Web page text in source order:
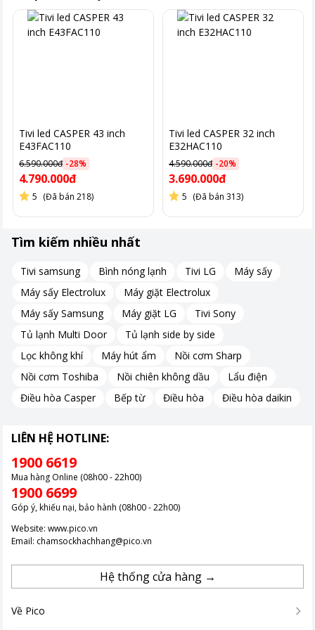
Hình ảnh chỉ mang tính chất minh hoạ.
Hệ điều hành Google TV thông minh, kho ứng dụng rộng
Với hệ điều hành Google TV trên dòngTV Skyworth này, chiếc
tivi này cho phép bạn truy cập hàng nghìn ứng dụng giải trí phổ
biến, mang đến trải nghiệm đa dạng và phong phú.
thói quen xem của bạn trở nên dễ dàng hơn bao giờ hết.
Âm thanh sống động đáp ứng tốt nhu cầu giải trí
nghệ âm thanh Dolby Audio và DTS Studio Surround giúp âm
thanh trong trẻo, chi tiết và lan tỏa đều khắp không gian phòng.
Thiết kế hiện đại, đáp ứng kết nối đa dạng
Tivi led CASPER 43 inch
E43FAC110
6.590.000đ -28%
4.790.000đ
5 (Đã bán 218)
Tivi led CASPER 32 inch
E32HAC110
4.590.000đ -20%
3.690.000đ
5 (Đã bán 313)
Tìm kiếm nhiều nhất
Tivi samsung Bình nóng lạnh Tivi LG
Máy sấy
Máy sấy Electrolux
Máy giặt Electrolux
Máy sấy Samsung
Máy giặt LG
Tivi Sony
Tủ lạnh Multi Door
Tủ lạnh side by side
Lọc không khí
Máy hút ẩm
Nồi cơm Sharp
Nồi cơm Toshiba
Nồi chiên không dầu
Lẩu điện
Điều hòa Casper
Bếp từ Điều hòa Điều hòa daikin
LIÊN HỆ HOTLINE:
1900 6619
Mua hàng Online (08h00 - 22h00)
1900 6699
Góp ý, khiếu nại, bảo hành (08h00 - 22h00)
Website: www.pico.vn
Email: chamsockhachhang@pico.vn
Hệ thống cửa hàng →
Về Pico